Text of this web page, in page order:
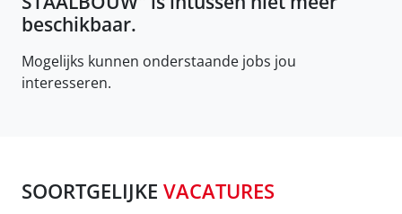
beschikbaar.
Mogelijks kunnen onderstaande jobs jou
interesseren.
SOORTGELIJKE VACATURES